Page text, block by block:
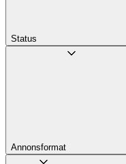
Status
Annons­format